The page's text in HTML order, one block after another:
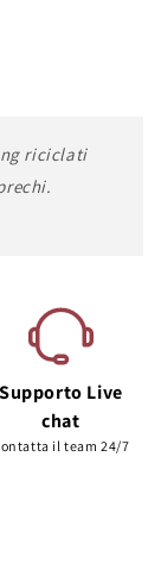
riciclati
Supporto Live
chat
il team 24/7